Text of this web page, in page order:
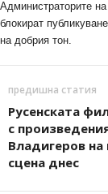
Администраторите
блокират
на добрия тон.
предишна статия
Русенската
с
Владигеров
сцена днес